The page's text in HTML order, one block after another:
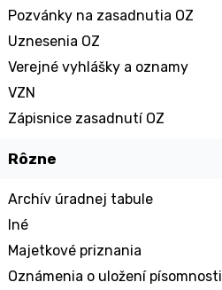
Pozvánky na zasadnutia OZ
Uznesenia OZ
Verejné vyhlášky a oznamy
VZN
Zápisnice zasadnutí OZ
Rôzne
Archív úradnej tabule
Iné
Majetkové priznania
Oznámenia o uložení písomnosti